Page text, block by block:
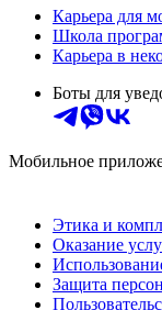
Карьера для
Школа
Карьера в
Боты для
Мобильное
Этика и
Оказание
Защита